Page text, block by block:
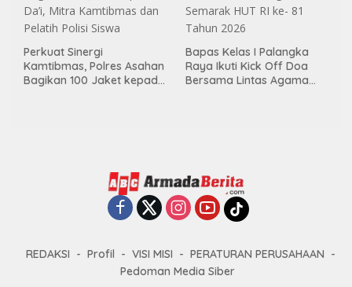
Perkuat Sinergi
Kamtibmas, Polres Asahan
Bagikan 100 Jaket kepada
Bapas Kelas I Palangka
Raya Ikuti Kick Off Doa
Bersama Lintas Agama
REDAKSI Profil VISI MISI
PERATURAN PERUSAHAAN
Pedoman Media Siber